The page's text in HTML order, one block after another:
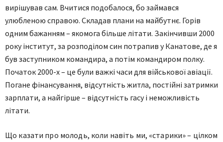
вирішував сам. Вчитися подобалося, бо займався
улюбленою справою. Складав плани на майбутнє. Горів
одним бажанням – якомога більше літати. Закінчивши 2000
року інститут, за розподілом син потрапив у Канатове, де я
був заступником командира, а потім командиром полку.
Початок 2000-х – це були важкі часи для військової авіації.
Погане фінансування, відсутність житла, постійні затримки
зарплати, а найгірше – відсутність гасу і неможливість
літати.
Що казати про молодь, коли навіть ми, «старики» – цілком